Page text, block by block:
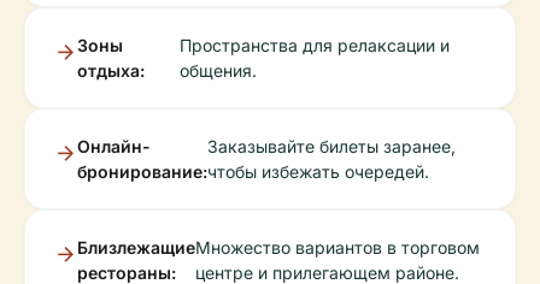
Зоны
отдыха:
Пространства для релаксации и
общения.
Онлайн-
бронирование:
Заказывайте билеты заранее,
чтобы избежать очередей.
Близлежащие
рестораны:
Множество вариантов в торговом
центре и прилегающем районе.